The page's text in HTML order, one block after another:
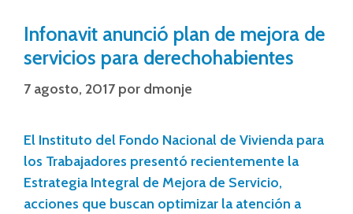
Infonavit anunció plan de mejora de
servicios para derechohabientes
7 agosto, 2017 por dmonje
El Instituto del Fondo Nacional de Vivienda para
los Trabajadores presentó recientemente la
Estrategia Integral de Mejora de Servicio,
acciones que buscan optimizar la atención a